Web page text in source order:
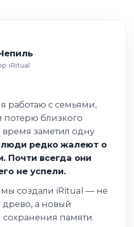
iRitual
работаю с семьями,
близкого
время заметил одну
люди редко жалеют о
Почти всегда они
не успели.
создали iRitual — не
а новый
памяти.